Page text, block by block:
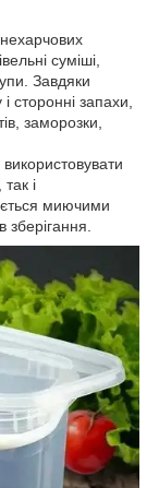
суміші,
Завдяки
сторонні запахи,
заморозки,
і
миючими